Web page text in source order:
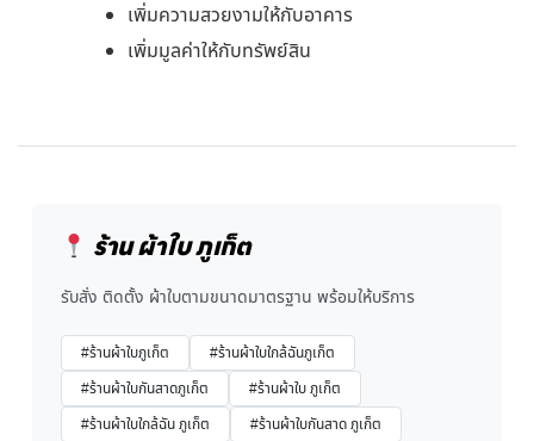
เพิ่มความสวยงามให้กับอาคาร
เพิ่มมูลค่าให้กับทรัพย์สิน
ร้าน ผ้าใบ ภูเก็ต
รับสั่ง ติดตั้ง ผ้าใบตามขนาดมาตรฐาน พร้อมให้บริการ
#ร้านผ้าใบภูเก็ต
#ร้านผ้าใบใกล้ฉันภูเก็ต
#ร้านผ้าใบกันสาดภูเก็ต
#ร้านผ้าใบ ภูเก็ต
#ร้านผ้าใบใกล้ฉัน ภูเก็ต
#ร้านผ้าใบกันสาด ภูเก็ต